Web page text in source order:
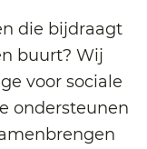
die bijdraagt
buurt? Wij
voor sociale
ondersteunen